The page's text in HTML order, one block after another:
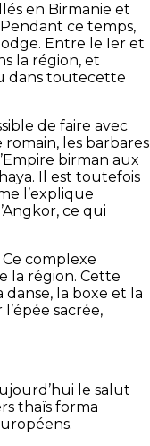
en Birmanie et
ce temps,
Entre le Ier et
la région, et
dans toutecette
de faire avec
les barbares
birman aux
Il est toutefois
l’explique
ce qui
complexe
la région. Cette
la boxe et la
sacrée,
le salut
thaïs forma